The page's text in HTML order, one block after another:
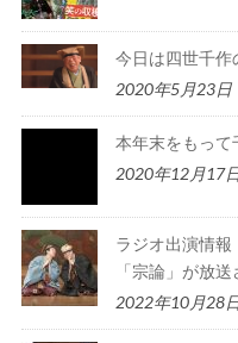
今日は四世千作
2020年5月23日
本年末をもって
2020年12月17
ラジオ出演情
「宗論」が放送
2022年10月28